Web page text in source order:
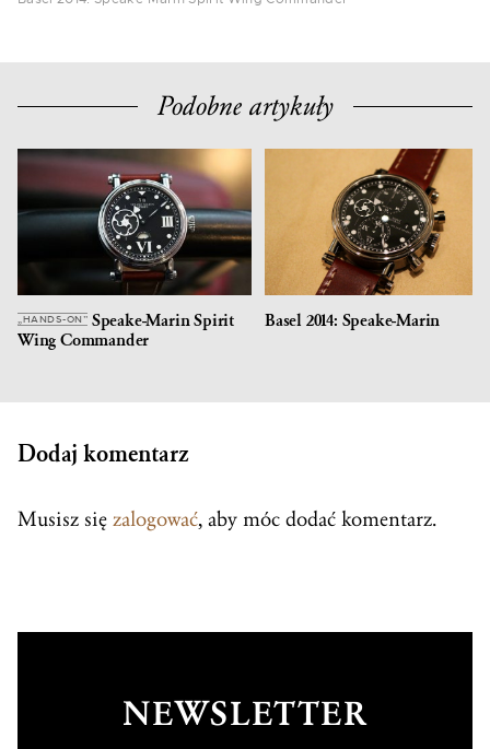
Podobne artykuły
„HANDS-ON” Speake-Marin Spirit
Wing Commander
Basel 2014: Speake-Marin
Dodaj komentarz
Musisz się zalogować, aby móc dodać komentarz.
NEWSLETTER